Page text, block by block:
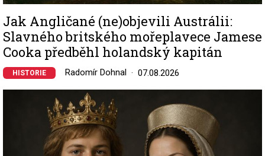
Jak Angličané (ne)objevili Austrálii:
Slavného britského mořeplavece Jamese
Cooka předběhl holandský kapitán
HISTORIE Radomír Dohnal 07.08.2026